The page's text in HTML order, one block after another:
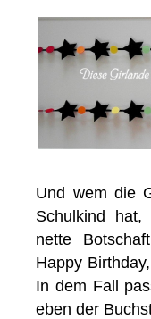
Und wem die
Schulkind
nette
Happy
In dem Fall
eben der